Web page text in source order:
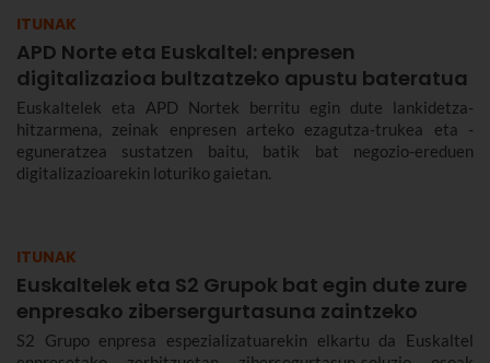
ITUNAK
APD Norte eta Euskaltel: enpresen
digitalizazioa bultzatzeko apustu bateratua
Euskaltelek eta APD Nortek berritu egin dute lankidetza-
hitzarmena, zeinak enpresen arteko ezagutza-trukea eta -
eguneratzea sustatzen baitu, batik bat negozio-ereduen
digitalizazioarekin loturiko gaietan.
ITUNAK
Euskaltelek eta S2 Grupok bat egin dute zure
enpresako zibersergurtasuna zaintzeko
S2 Grupo enpresa espezializatuarekin elkartu da Euskaltel